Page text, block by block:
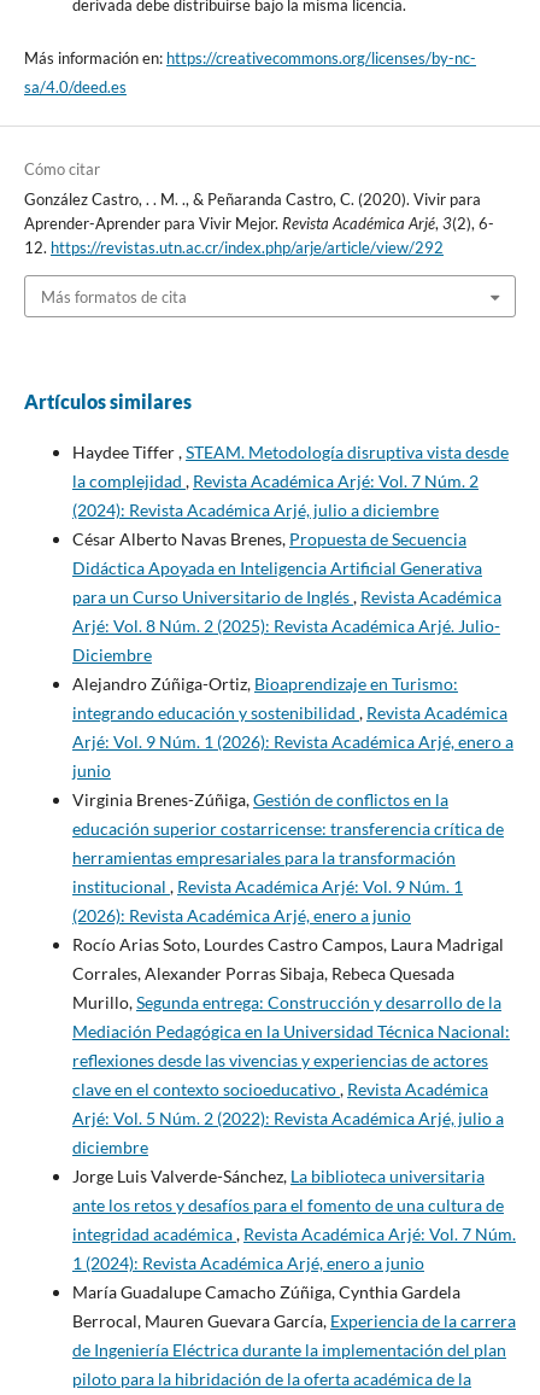
derivada debe distribuirse bajo la misma licencia.
Más información en: https://creativecommons.org/licenses/by-nc-
sa/4.0/deed.es
Cómo citar
González Castro, . . M. ., & Peñaranda Castro, C. (2020). Vivir para
Aprender-Aprender para Vivir Mejor. Revista Académica Arjé,3(2), 6-
12. https://revistas.utn.ac.cr/index.php/arje/article/view/292
Más formatos de cita
Artículos similares
Haydee Tiffer ,STEAM. Metodología disruptiva vista desde
la complejidad , Revista Académica Arjé: Vol. 7 Núm. 2
(2024): Revista Académica Arjé, julio a diciembre
César Alberto Navas Brenes, Propuesta de Secuencia
Didáctica Apoyada en Inteligencia Artificial Generativa
para un Curso Universitario de Inglés, Revista Académica
Arjé: Vol. 8 Núm. 2 (2025): Revista Académica Arjé. Julio-
Diciembre
Alejandro Zúñiga-Ortiz, Bioaprendizaje en Turismo:
integrando educación y sostenibilidad , Revista Académica
Arjé: Vol. 9 Núm. 1 (2026): Revista Académica Arjé, enero a
junio
Virginia Brenes-Zúñiga,Gestión de conflictos en la
educación superior costarricense: transferencia crítica de
herramientas empresariales para la transformación
institucional , Revista Académica Arjé: Vol. 9 Núm. 1
(2026): Revista Académica Arjé, enero a junio
Rocío Arias Soto, Lourdes Castro Campos, Laura Madrigal
Corrales, Alexander Porras Sibaja, Rebeca Quesada
Murillo,Segunda entrega: Construcción y desarrollo de la
Mediación Pedagógica en la Universidad Técnica Nacional:
reflexiones desde las vivencias y experiencias de actores
clave en el contexto socioeducativo, Revista Académica
Arjé: Vol. 5 Núm. 2 (2022): Revista Académica Arjé, julio a
diciembre
Jorge Luis Valverde-Sánchez, La biblioteca universitaria
ante los retos y desafíos para el fomento de una cultura de
integridad académica, Revista Académica Arjé: Vol. 7 Núm.
1 (2024): Revista Académica Arjé, enero a junio
María Guadalupe Camacho Zúñiga, Cynthia Gardela
Berrocal, Mauren Guevara García, Experiencia de la carrera
de Ingeniería Eléctrica durante la implementación del plan
piloto para la hibridación de la oferta académica de la